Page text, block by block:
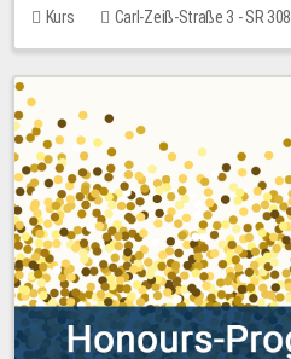
Kurs Carl-Zeiß-Straße 3 - SR 308